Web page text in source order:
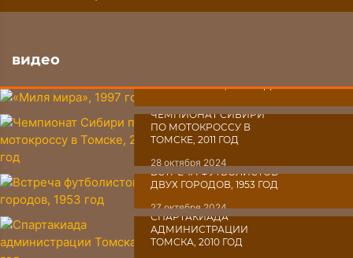
видео
«МИЛЯ МИРА», 1997 ГОД
30 октября 2024
ЧЕМПИОНАТ СИБИРИ
ПО МОТОКРОССУ В
ТОМСКЕ, 2011 ГОД
28 октября 2024
ВСТРЕЧА ФУТБОЛИСТОВ
ДВУХ ГОРОДОВ, 1953 ГОД
27 октября 2024
СПАРТАКИАДА
АДМИНИСТРАЦИИ
ТОМСКА, 2010 ГОД